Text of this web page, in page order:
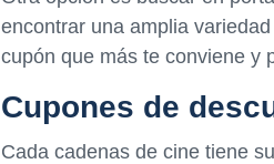
encontrar una amplia
cupón que más te conviene y
Cupones de
Cada cadenas de cine tiene